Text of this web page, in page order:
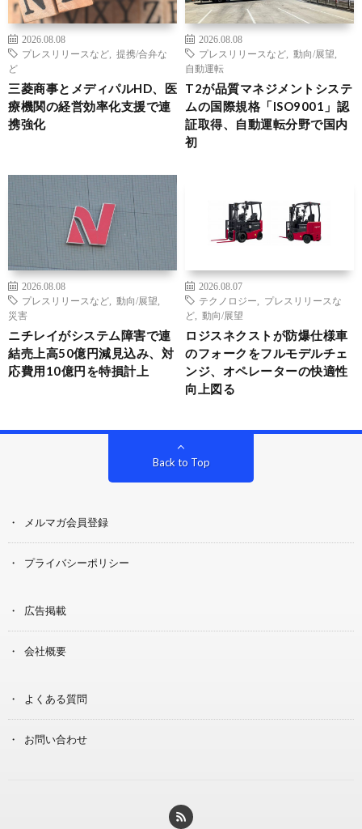
2026.08.08
プレスリリースなど
提携/合弁な
ど
三菱商事とメディパルHD、医
療機関の経営効率化支援で連
携強化
2026.08.08
プレスリリースなど
動向/展望
自動運転
T2が品質マネジメントシステ
ムの国際規格「ISO9001」認
証取得、自動運転分野で国内
初
2026.08.08
プレスリリースなど
動向/展望
災害
ニチレイがシステム障害で連
結売上高50億円減見込み、対
応費用10億円を特損計上
2026.08.07
テクノロジー
プレスリリースな
ど
動向/展望
ロジスネクストが防爆仕様車
のフォークをフルモデルチェ
ンジ、オペレーターの快適性
向上図る
Back to Top
メルマガ会員登録
プライバシーポリシー
広告掲載
会社概要
よくある質問
お問い合わせ